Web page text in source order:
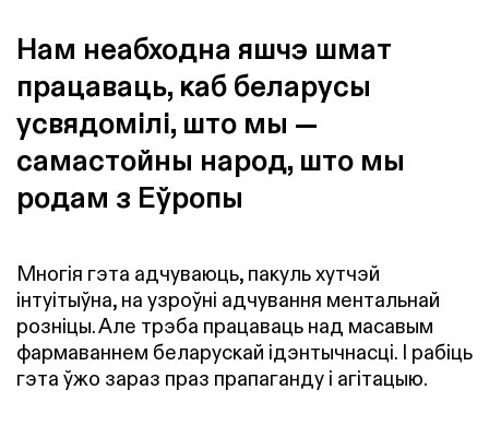
Нам неабходна яшчэ шмат
працаваць, каб беларусы
усвядомілі, што мы —
самастойны народ, што мы
родам з Еўропы
Многія гэта адчуваюць, пакуль хутчэй
інтуітыўна, на узроўні адчування ментальнай
розніцы. Але трэба працаваць над масавым
фармаваннем беларускай ідэнтычнасці. І рабіць
гэта ўжо зараз праз прапаганду і агітацыю.